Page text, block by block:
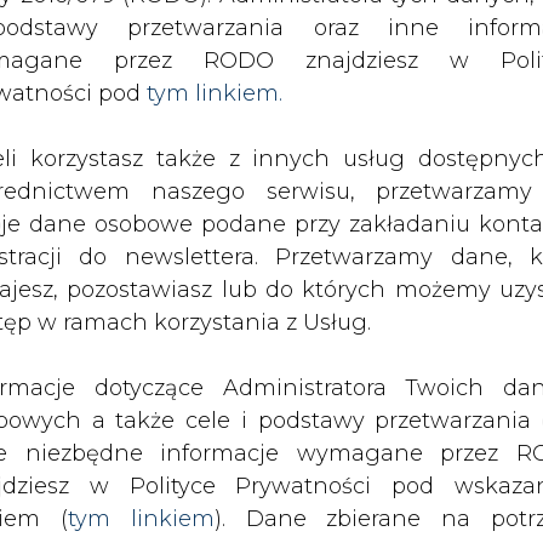
ZMIANY KADROWE NA RYNKU
przetwarzania oraz inne
przez RODO znajdziesz w
pod tym linkiem.
korzystasz także z innych usług
naszego serwisu,
dane osobowe podane przy zakładaniu
do newslettera. Przetwarzamy dane,
pozostawiasz lub do których możemy
w ramach korzystania z Usług.
dotyczące Administratora Twoich
a także cele i podstawy przetwarzania
niezbędne informacje wymagane przez
w Polityce Prywatności pod
(tym linkiem). Dane zbierane na
o korektach kosztów osieroconych za 2008 rok
drukuj skomentuj udostępnij :
osieroconych za